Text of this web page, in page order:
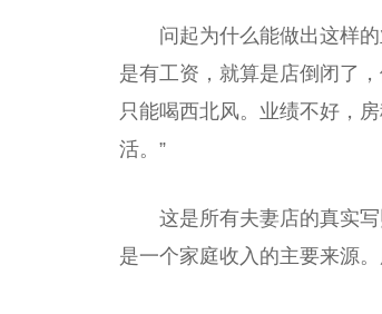
问起为什么能做出这样
是有工资，就算是店倒闭了
只能喝西北风。业绩不好，
活。”
这是所有夫妻店的真实
是一个家庭收入的主要来源